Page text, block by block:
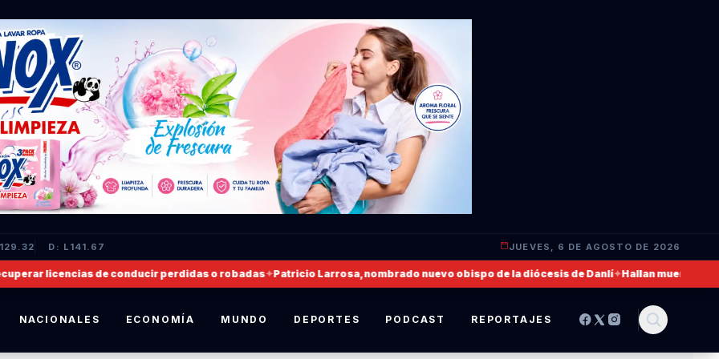
D: L141.67 JUEVES, 6 DE AGOSTO DE 2026
licencias de conducir perdidas o robadas✦Patricio Larrosa, nombrado nuevo obispo de la diócesis de Danlí✦Hallan muerto a un
NACIONALES ECONOMÍA MUNDO DEPORTES PODCAST REPORTAJES